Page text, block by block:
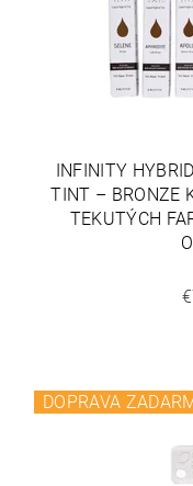
INFINITY
TINT – BRONZE
TEKUTÝCH
DOPRAVA